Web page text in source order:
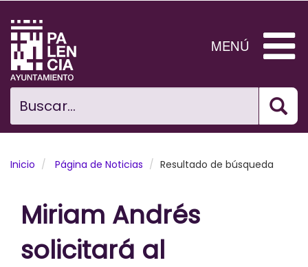
contenido
principal
Buscar...
MENÚ
Ciudad
El Ayuntamiento
Noticias
Areas municipales
Tramita
Inicio Página de Noticias Resultado de búsqueda
Miriam Andrés
solicitará al